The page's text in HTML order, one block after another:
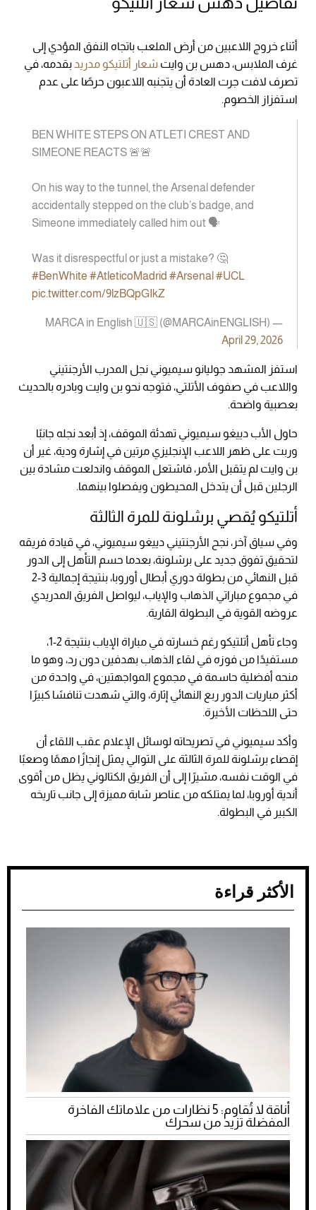
أثناء خروج اللاعبين من أرض الملعب باتجاه النفق المؤدي إلى
غرف الملابس، دهس بن وايت شعار أتلتيكو مدريد بقدمه، في
تصرف لافت جرت العادة أن يتجنبه اللاعبون حرصًا على عدم
استفزاز الخصوم.
BEN WHITE STEPS ON ATLETI CREST AND
SIMEONE REACTS 🚨🚨
On his way to the tunnel, the Arsenal defender
accidentally stepped on the club’s badge, and
Simeone immediately called him out 🗣️
Was it disrespectful or just a mistake? 🤔
#BenWhite #AtleticoMadrid #Arsenal #UCL
pic.twitter.com/9lzBQpGIkZ
— MARCA in English 🇺🇸 (@MARCAinENGLISH)
April 29, 2026
استفز المشهد جوليانو سيميوني نجل المدرب الأرجنتيني
واللاعب في صفوف الأتلتي، فتوجه نحو بن وايت وبادره بالحديث
بعصبية واضحة.
حاول الأب دييغو سيميوني تهدئة الموقف، إذ أبعد نجله جانبًا
وربت على ظهر اللاعب الإنجليزي مرتين في إشارة ودية، غير أن
بن وايت لم يتقبل الأمر، فاشتعل الموقف واندلعت مشادة بين
الرجلين قبل أن يتدخل المحيطون ويفصلوا بينهما.
أتلتيكو يُقصي برشلونة للمرة الثالثة
وفي سياق آخر، نجح الأرجنتيني دييغو سيميوني، في قيادة فريقه
لتحقيق تفوق جديد على برشلونة، بعدما حسم التأهل إلى الدور
قبل النهائي من بطولة دوري أبطال أوروبا
، بنتيجة إجمالية 3-2
في مجموع مباراتي الذهاب والإياب، ليواصل الفريق المدريدي
عروضه القوية في البطولة القارية.
وجاء تأهل أتلتيكو رغم خسارته في مباراة الإياب بنتيجة 2-1،
مستفيدًا من فوزه في لقاء الذهاب بهدفين دون رد، وهو ما
منحه أفضلية حاسمة في مجموع المواجهتين، في واحدة من
أكثر مباريات الدور ربع النهائي إثارة، والتي شهدت تنافسًا كبيرًا
حتى اللحظات الأخيرة.
وأكد سيميوني في تصريحاته لوسائل الإعلام عقب اللقاء أن
إقصاء برشلونة للمرة الثالثة على التوالي يمثل إنجازًا مهمًا وصعبًا
في الوقت نفسه، مشيرًا إلى أن الفريق الكتالوني يظل من أقوى
أندية أوروبا، لما يمتلكه من عناصر شابة مميزة إلى جانب تاريخه
الكبير في البطولة.
الأكثر قراءة
أناقة لا تُقاوم: 5 نظارات من علاماتك الفاخرة
المفضلة تزيد من سحرك